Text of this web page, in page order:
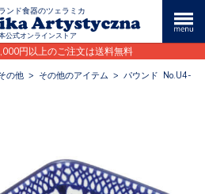
ンド食器のツェラミカ
公式オンラインストア
円以上のご注文は送料無料
の他 > その他のアイテム > パウンド No.U4-